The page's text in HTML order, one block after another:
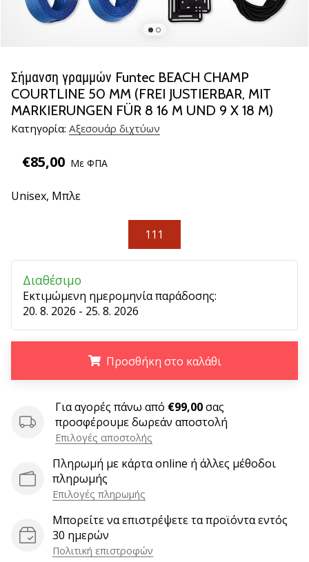
βόλεϊ
του
βόλεϊ
όπως
εμείς;
Ελάτε
μας
πρεσβευτής
της
11. 8. 2022
9 λεπτά ανάγνωσης
Weplayvolleyball
δικό
σας
ιστότοπο,
ιστολόγιο,
σελίδα
ή
φόρουμ
συζητήσεων;
Σήμανση γραμμών Funtec BEACH CHAMP
COURTLINE 50 MM (FREI JUSTIERBAR, MIT
MARKIERUNGEN FÜR 8 16 M UND 9 X 18 M)
Κατηγορία: Αξεσουάρ διχτύων
€85,00 Με ΦΠΑ
Unisex, Μπλε
111
Διαθέσιμο
Εκτιμώμενη ημερομηνία παράδοσης:
20. 8. 2026 - 25. 8. 2026
Προσθήκη στο καλάθι
Για αγορές πάνω από €99,00σας
προσφέρουμε δωρεάν αποστολή
Επιλογές αποστολής
Πληρωμή με κάρτα online ή άλλες μέθοδοι
πληρωμής
Επιλογές πληρωμής
Μπορείτε να επιστρέψετε τα προϊόντα εντός
30 ημερών
Πολιτική επιστροφών